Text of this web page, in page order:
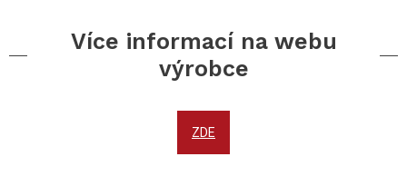
Více informací na webu
výrobce
ZDE